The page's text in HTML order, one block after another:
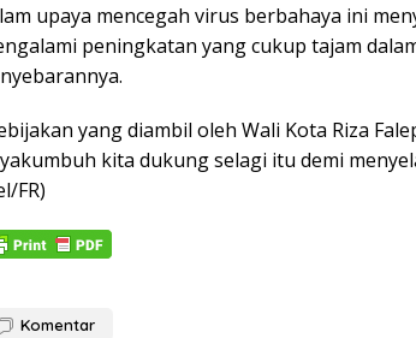
upaya mencegah virus berbahaya ini
peningkatan yang cukup tajam
yang diambil oleh Wali Kota Riza
kita dukung selagi itu demi
FR)
Komentar